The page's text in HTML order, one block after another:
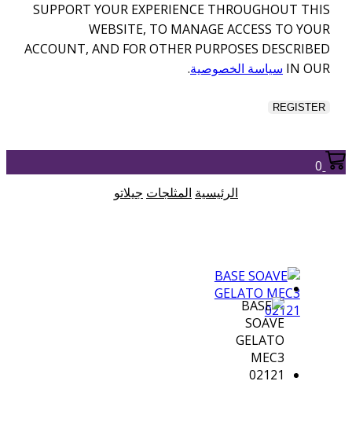
SUPPORT YOUR EXPERIENCE THROUGHOUT THIS
WEBSITE, TO MANAGE ACCESS TO YOUR
ACCOUNT, AND FOR OTHER PURPOSES DESCRIBED
IN OUR سياسة الخصوصية.
REGISTER
0
الرئيسية المثلجات جيلاتو